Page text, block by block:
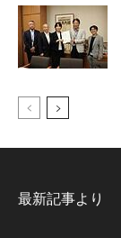
最新記事より